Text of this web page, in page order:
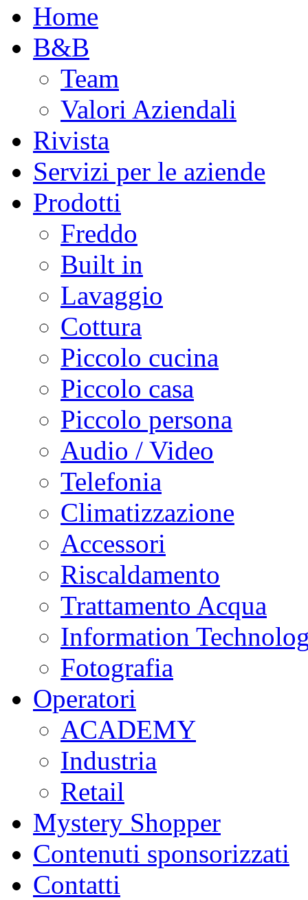
Home
B&B
Team
Valori Aziendali
Rivista
Servizi per le aziende
Prodotti
Freddo
Built in
Lavaggio
Cottura
Piccolo cucina
Piccolo casa
Piccolo persona
Audio / Video
Telefonia
Climatizzazione
Accessori
Riscaldamento
Trattamento Acqua
Information
Fotografia
Operatori
ACADEMY
Industria
Retail
Mystery Shopper
Contenuti sponsorizzati
Contatti